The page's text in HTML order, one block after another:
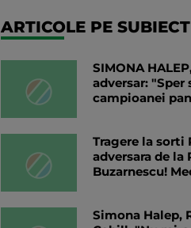
ARTICOLE PE SUBIECT
SIMONA
adversar:
campioanei
Tragere la sorti
adversara de la
Buzarnescu!
Simona Halep,